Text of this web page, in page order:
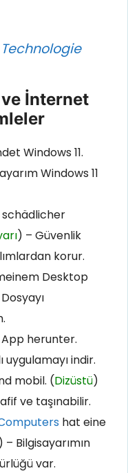
İnternet
Windows 11.
Windows 11
) – Güvenlik
korur.
Desktop
herunter.
uygulamayı indir.
mobil. (Dizüstü)
ve taşınabilir.
hat eine
) – Bilgisayarımın
var.